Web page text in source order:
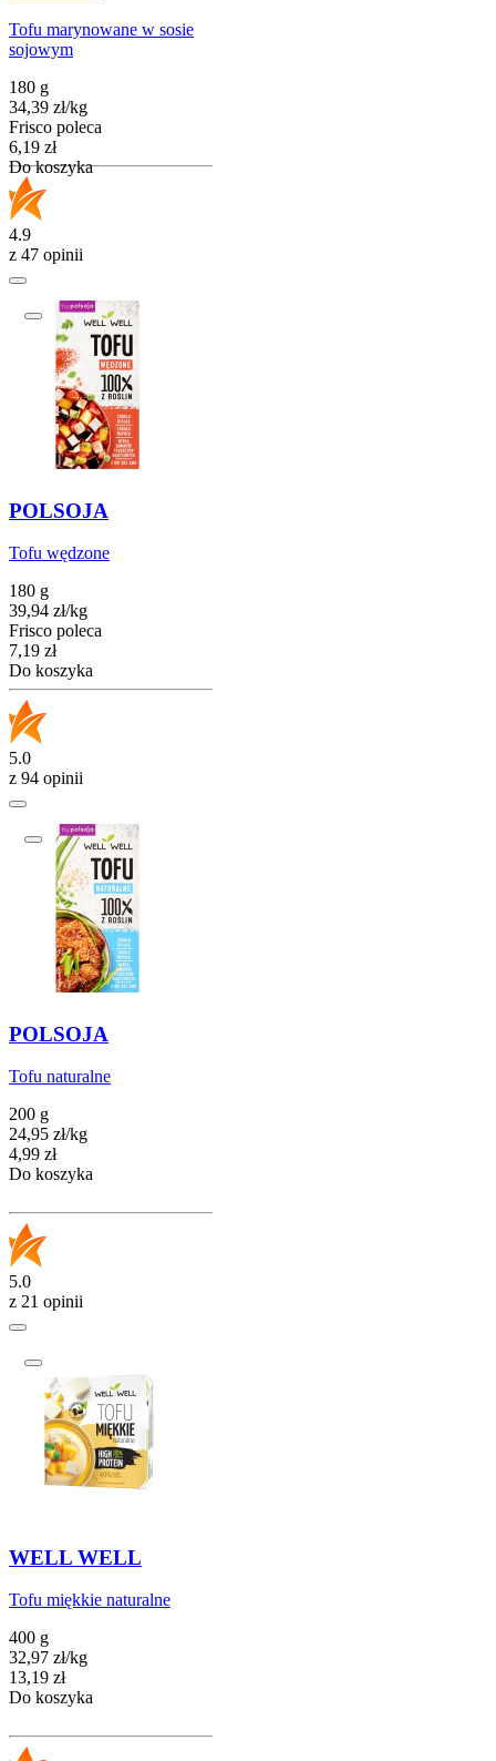
Tofu marynowane w sosie
sojowym
180 g
34,39 zł/kg
Frisco poleca
Cena
6,19 zł
Do koszyka
4.9
z 47 opinii
POLSOJA
Tofu wędzone
180 g
39,94 zł/kg
Frisco poleca
Cena
7,19 zł
Do koszyka
5.0
z 94 opinii
POLSOJA
Tofu naturalne
200 g
24,95 zł/kg
Cena
4,99 zł
Do koszyka
5.0
z 21 opinii
WELL WELL
Tofu miękkie naturalne
400 g
32,97 zł/kg
Cena
13,19 zł
Do koszyka